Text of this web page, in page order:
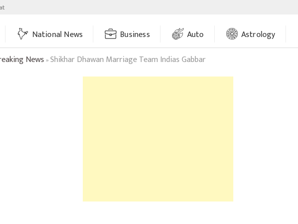
National News Business Auto Astrology
News »Shikhar Dhawan Marriage Team Indias Gabbar